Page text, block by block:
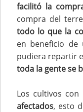
facilitó la
compra del
todo lo que la
en beneficio de
pudiera repartir
toda la gente se
Los cultivos
afectados, esto